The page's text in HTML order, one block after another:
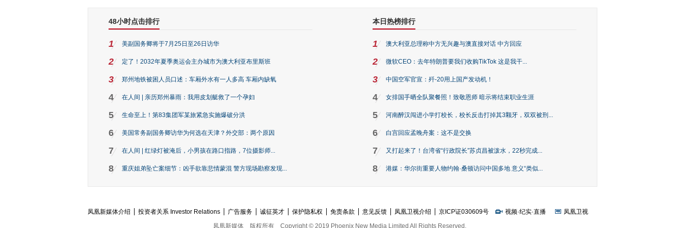
48小时点击排行
1 美副国务卿将于7月25日至26日访华
2 定了！2032年夏季奥运会主办城市为澳大利亚布里斯班
3 郑州地铁被困人员口述：车厢外水有一人多高 车厢内缺氧
4 在人间 | 亲历郑州暴雨：我用皮划艇救了一个孕妇
5 生命至上！第83集团军某旅紧急实施爆破分洪
6 美国常务副国务卿访华为何选在天津？外交部：两个原因
7 在人间 | 红绿灯被淹后，小男孩在路口指路，7位摄影师...
8 重庆姐弟坠亡案细节：凶手欲靠悲情蒙混 警方现场勘察发现...
本日热榜排行
1 澳大利亚总理称中方无兴趣与澳直接对话 中方回应
2 微软CEO：去年特朗普要我们收购TikTok 这是我干...
3 中国空军官宣：歼-20用上国产发动机！
4 女排国手晒全队聚餐照！致敬恩师 暗示将结束职业生涯
5 河南醉汉闯进小学打校长，校长反击打掉其3颗牙，双双被刑...
6 白宫回应孟晚舟案：这不是交换
7 又打起来了！台湾省“行政院长”苏贞昌被泼水，22秒完成...
8 港媒：华尔街重要人物约翰·桑顿访问中国多地 意义“类似...
凤凰新媒体介绍 投资者关系 Investor Relations 广告服务 诚征英才 保护隐私权 免责条款 意见反馈 凤凰卫视介绍 京ICP证030609号 视频·纪实·直播
凤凰卫视
凤凰新媒体
版权所有 Copyright © 2019 Phoenix New Media Limited All Rights Reserved.